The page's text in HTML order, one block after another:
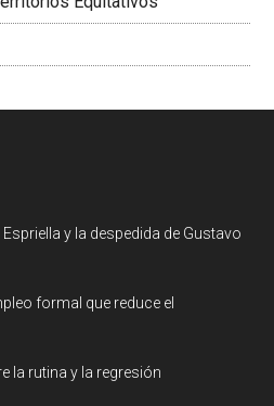
Espriella y la despedida de Gustavo
formal que reduce el
la rutina y la regresión